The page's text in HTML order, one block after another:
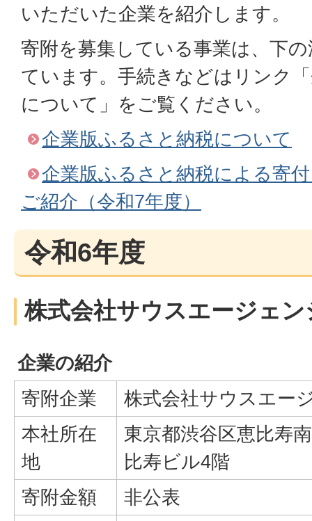
いただいた企業を紹介します。
寄附を募集している事業は、下
ています。手続きなどはリンク
について」をご覧ください。
企業版ふるさと納税について
企業版ふるさと納税による寄
ご紹介（令和7年度）
令和6年度
株式会社サウスエージェン
企業の紹介
寄附企業
株式会社サウスエー
本社所在
地
東京都渋谷区恵比寿
比寿ビル4階
寄附金額
非公表